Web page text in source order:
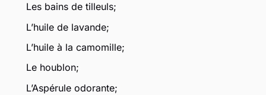
Les bains de tilleuls;
L’huile de lavande;
L’huile à la camomille;
Le houblon;
L’Aspérule odorante;